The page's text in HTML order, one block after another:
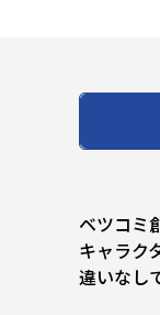
ベツコミ
キャラク
違いなし